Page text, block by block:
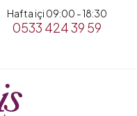
Hafta içi 09:00 - 18:30
0533 424 39 59